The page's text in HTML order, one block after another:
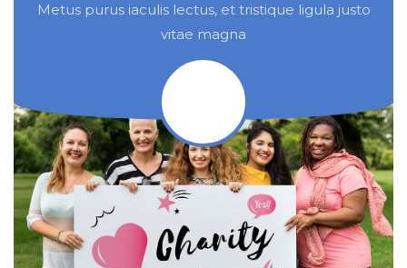
Metus purus iaculis lectus, et tristique ligula justo
vitae magna